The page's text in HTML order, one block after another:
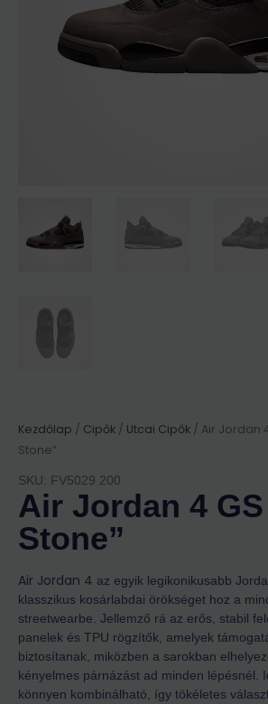
Kezdőlap / Cipők / Utcai Cipők / Air Jordan
Stone”
SKU: FV5029 200
Air Jordan 4 GS
Stone”
Air Jordan 4 az egyik legikonikusabb
klasszikus kosárlabdai örökséget hoz a
streetwearbe. Jellemző rá az erős, stabil
panelek és TPU rögzítők, amelyek
biztosítanak, miközben a sarokban
kényelmes párnázást ad minden lépésnél.
könnyen kombinálható, így tökéletes